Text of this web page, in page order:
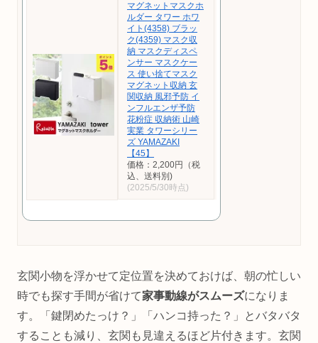
マグネットマスクホ
ルダー タワー ホワ
イト(4358) ブラッ
ク(4359) マスク収
納 マスクディスペ
ンサー マスクケー
ス 使い捨てマスク
マグネット収納 玄
関収納 風邪予防 イ
ンフルエンザ予防
花粉症 収納術 山崎
実業 タワーシリー
ズ YAMAZAKI
【45】
価格：2,200円（税
込、送料別)
(2025/5/30時点)
玄関小物を浮かせて定位置を決めておけば、朝の忙しい
時でも探す手間が省けて家事動線がスムーズになりま
す。「鍵閉めたっけ？」「ハンコ持った？」とバタバタ
することも減り、玄関も見違えるほど片付きます。玄関